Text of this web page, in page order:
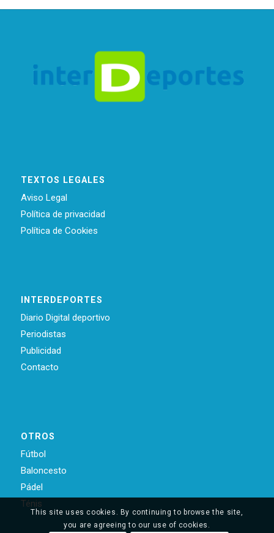
TEXTOS LEGALES
Aviso Legal
Política de privacidad
Política de Cookies
INTERDEPORTES
Diario Digital deportivo
Periodistas
Publicidad
Contacto
OTROS
Fútbol
Baloncesto
Pádel
Ténis
This site uses cookies. By continuing to browse the site,
you are agreeing to our use of cookies.